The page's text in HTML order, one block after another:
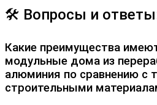
🛠 Вопросы и
Какие преимущества
модульные дома из
алюминия по сравнению с
строительными